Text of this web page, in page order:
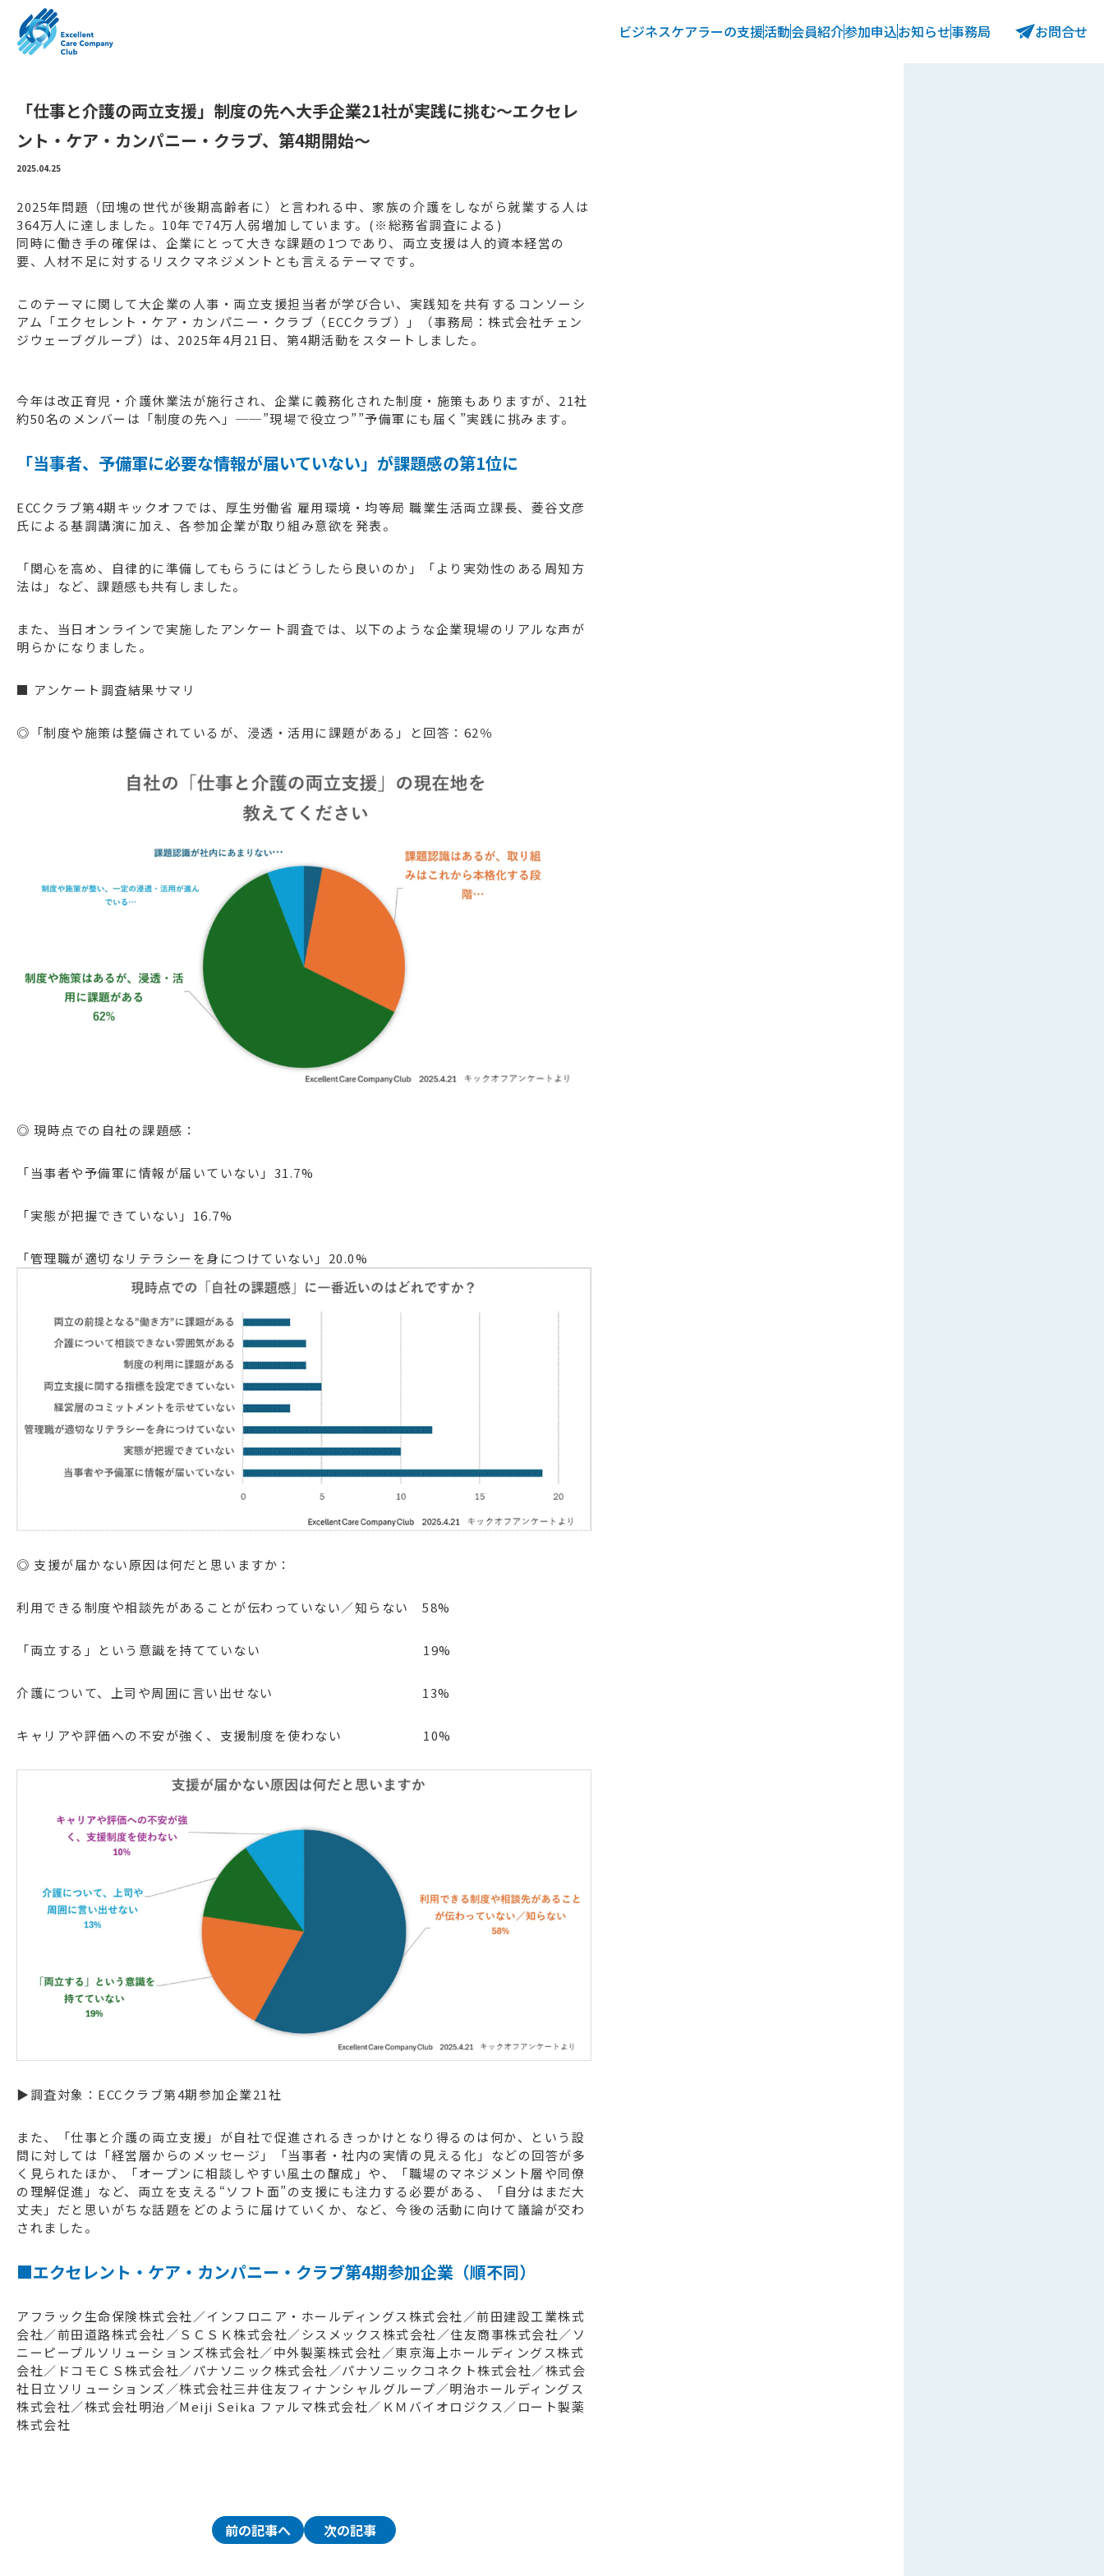
ビジネスケアラーの支援活動会員紹介参加申込お知らせ事務局 お問合せ
「仕事と介護の両立支援」制度の先へ大手企業21社が実践に挑む～エクセレ
ント・ケア・カンパニー・クラブ、第4期開始～
2025.04.25
2025年問題（団塊の世代が後期高齢者に）と言われる中、家族の介護をしながら就業する人は
364万人に達しました。10年で74万人弱増加しています。(※総務省調査による)
同時に働き手の確保は、企業にとって大きな課題の1つであり、両立支援は人的資本経営の
要、人材不足に対するリスクマネジメントとも言えるテーマです。
このテーマに関して大企業の人事・両立支援担当者が学び合い、実践知を共有するコンソーシ
アム「エクセレント・ケア・カンパニー・クラブ（ECCクラブ）」（事務局：株式会社チェン
ジウェーブグループ）は、2025年4月21日、第4期活動をスタートしました。
今年は改正育児・介護休業法が施行され、企業に義務化された制度・施策もありますが、21社
約50名のメンバーは「制度の先へ」──”現場で役立つ””予備軍にも届く”実践に挑みます。
「当事者、予備軍に必要な情報が届いていない」が課題感の第1位に
ECCクラブ第4期キックオフでは、厚生労働省 雇用環境・均等局 職業生活両立課長、菱谷文彦
氏による基調講演に加え、各参加企業が取り組み意欲を発表。
「関心を高め、自律的に準備してもらうにはどうしたら良いのか」「より実効性のある周知方
法は」など、課題感も共有しました。
また、当日オンラインで実施したアンケート調査では、以下のような企業現場のリアルな声が
明らかになりました。
■ アンケート調査結果サマリ
◎「制度や施策は整備されているが、浸透・活用に課題がある」と回答：62％
◎ 現時点での自社の課題感：
「当事者や予備軍に情報が届いていない」31.7%
「実態が把握できていない」16.7%
「管理職が適切なリテラシーを身につけていない」20.0%
◎ 支援が届かない原因は何だと思いますか：
利用できる制度や相談先があることが伝わっていない／知らない 58%
「両立する」という意識を持てていない 19%
介護について、上司や周囲に言い出せない 13%
キャリアや評価への不安が強く、支援制度を使わない 10%
▶調査対象：ECCクラブ第4期参加企業21社
また、「仕事と介護の両立支援」が自社で促進されるきっかけとなり得るのは何か、という設
問に対しては「経営層からのメッセージ」「当事者・社内の実情の見える化」などの回答が多
く見られたほか、「オープンに相談しやすい風土の醸成」や、「職場のマネジメント層や同僚
の理解促進」など、両立を支える“ソフト面”の支援にも注力する必要がある、「自分はまだ大
丈夫」だと思いがちな話題をどのように届けていくか、など、今後の活動に向けて議論が交わ
されました。
■エクセレント・ケア・カンパニー・クラブ第4期参加企業（順不同）
アフラック生命保険株式会社／インフロニア・ホールディングス株式会社／前田建設工業株式
会社／前田道路株式会社／ＳＣＳＫ株式会社／シスメックス株式会社／住友商事株式会社／ソ
ニーピープルソリューションズ株式会社／中外製薬株式会社／東京海上ホールディングス株式
会社／ドコモＣＳ株式会社／パナソニック株式会社／パナソニックコネクト株式会社／株式会
社日立ソリューションズ／株式会社三井住友フィナンシャルグループ／明治ホールディングス
株式会社／株式会社明治／Meiji Seika ファルマ株式会社／ＫＭバイオロジクス／ロート製薬
株式会社
前の記事へ 次の記事